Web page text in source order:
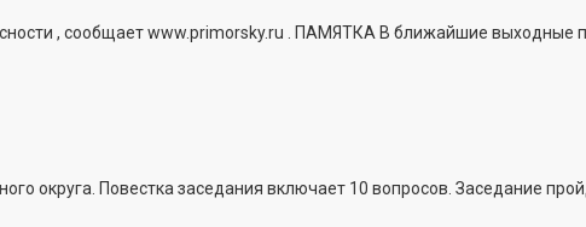
, сообщает www.primorsky.ru . ПАМЯТКА В ближайшие выходные
округа. Повестка заседания включает 10 вопросов. Заседание